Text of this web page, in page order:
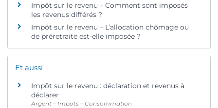
Impôt sur le revenu – Comment sont imposés
les revenus différés ?
Impôt sur le revenu – L’allocation chômage ou
de préretraite est-elle imposée ?
Et aussi
Impôt sur le revenu : déclaration et revenus à
déclarer
Argent – Impôts – Consommation